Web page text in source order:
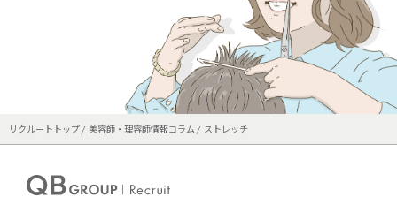
リクルートトップ 美容師・理容師情報コラム ストレッチ